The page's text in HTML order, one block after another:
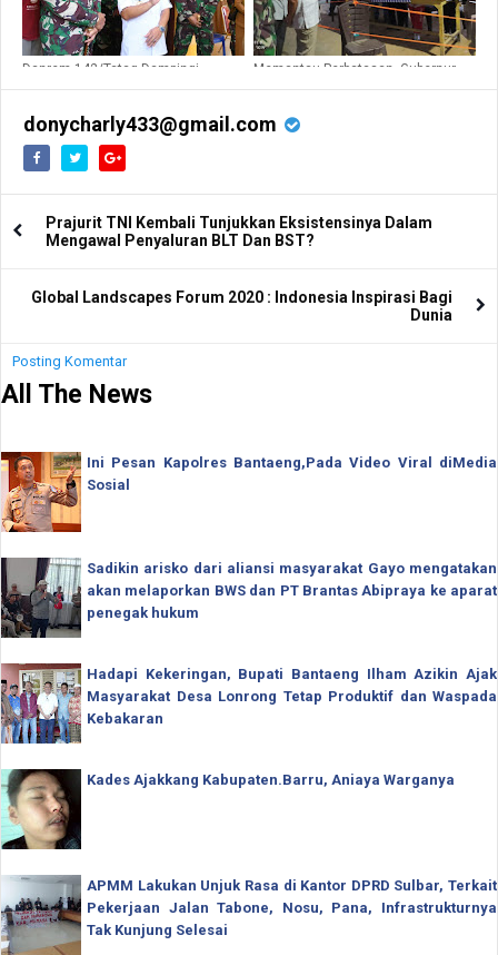
Danrem 142/Tatag Dampingi
Memantau Perbatasan, Gubernur
Corona Akan segera Berakhir
donycharly433@gmail.com
Prajurit TNI Kembali Tunjukkan Eksistensinya Dalam
Mengawal Penyaluran BLT Dan BST?
Global Landscapes Forum 2020 : Indonesia Inspirasi Bagi
Dunia
Posting Komentar
All The News
Ini Pesan Kapolres Bantaeng,Pada Video Viral diMedia
Sosial
Sadikin arisko dari aliansi masyarakat Gayo mengatakan
akan melaporkan BWS dan PT Brantas Abipraya ke aparat
penegak hukum
Hadapi Kekeringan, Bupati Bantaeng Ilham Azikin Ajak
Masyarakat Desa Lonrong Tetap Produktif dan Waspada
Kebakaran
Kades Ajakkang Kabupaten.Barru, Aniaya Warganya
APMM Lakukan Unjuk Rasa di Kantor DPRD Sulbar, Terkait
Pekerjaan Jalan Tabone, Nosu, Pana, Infrastrukturnya
Tak Kunjung Selesai